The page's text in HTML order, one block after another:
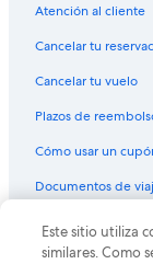
Moteles en Punta
Hoteles en La Poza
Hoteles cerca de
Atención al cliente
Cancelar tu
Cancelar tu vuelo
Plazos de
Cómo usar un
Documentos de
© 2026 Expedia,
derechos
Este sitio utiliza
similares. Como